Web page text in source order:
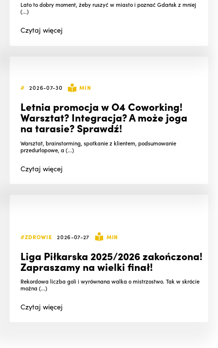
Lato to dobry moment, żeby ruszyć w miasto i poznać Gdańsk z mniej
(...)
Czytajwięcej
# 2026-07-30 MIN
Letnia promocja w O4 Coworking!
Warsztat? Integracja? A może joga
na tarasie? Sprawdź!
Warsztat, brainstorming, spotkanie z klientem, podsumowanie
przedurlopowe, a (...)
Czytajwięcej
#ZDROWIE 2026-07-27 MIN
Liga Piłkarska 2025/2026 zakończona!
Zapraszamy na wielki finał!
Rekordowa liczba goli i wyrównana walka o mistrzostwo. Tak w skrócie
można (...)
Czytajwięcej